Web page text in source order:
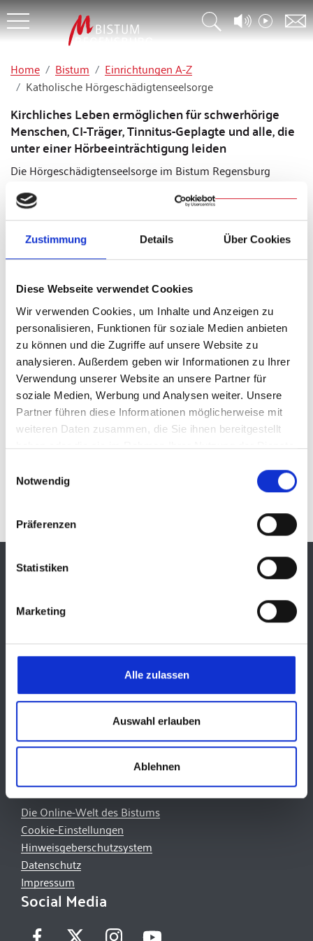
Zustimmung Details Über Cookies
Diese Webseite verwendet Cookies
Wir verwenden Cookies, um Inhalte und Anzeigen zu
personalisieren, Funktionen für soziale Medien anbieten
zu können und die Zugriffe auf unsere Website zu
analysieren. Außerdem geben wir Informationen zu Ihrer
Verwendung unserer Website an unsere Partner für
soziale Medien, Werbung und Analysen weiter. Unsere
Partner führen diese Informationen möglicherweise mit
weiteren Daten zusammen, die Sie ihnen bereitgestellt
haben oder die sie im Rahmen Ihrer Nutzung der Dienste
Notwendig
Präferenzen
Statistiken
Marketing
Alle zulassen
Auswahl erlauben
Ablehnen
Home Bistum
Einrichtungen A-Z
Katholische Hörgeschädigtenseelsorge
Kirchliches Leben ermöglichen für schwerhörige
Menschen, CI-Träger, Tinnitus-Geplagte und alle, die
unter einer Hörbeeinträchtigung leiden
Die Hörgeschädigtenseelsorge im Bistum Regensburg
Interessen der schwerhörigen Menschen, der CI-Träger, von
Menschen, die unter Tinnitus leiden, und all derer zu
vertreten, die in ihrem Hörvermögen beeinträchtigt sind.
Wir möchten mithelfen, dass Sie voll und ganz am
kirchlichen Leben teilhaben können. Dazu bieten wir
technische Hilfsmittel wie mobile Induktionsanlagen für
gottesdienstliche oder kirchliche Feiern an. Wir feiern selbst
Gottesdienste, bei denen immer eine Induktionsanlage
vorhanden ist.
Wir wollen alle Menschen am kirchlichen Leben teilhaben
lassen. Mehr finden Sie auch in unserem Bereich
Menschen mit Behinderung.
Kontakt & Ansprechpartner
weitere Informationen
Kontakt
Niedermünstergasse 1
+49 941 597-1055
E-Mail:info(at)bistum-regensburg.de
Quicklinks
Lernplattform des Bistums
Informationsplattform PE34
Die Online-Welt des Bistums
Cookie-Einstellungen
Hinweisgeberschutzsystem
Datenschutz
Impressum
Social Media